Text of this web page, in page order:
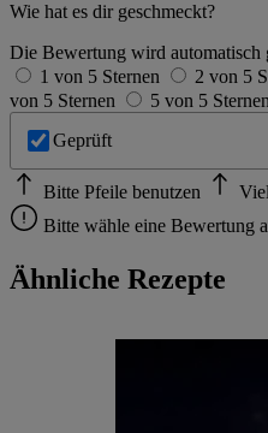
Wie hat es dir geschmeckt?
Die Bewertung wird automatisch
1 von 5 Sternen
2 von 5
von 5 Sternen
5 von 5 Sternen
Geprüft
Bitte Pfeile benutzen
Bitte wähle eine Bewertung
Ähnliche Rezepte